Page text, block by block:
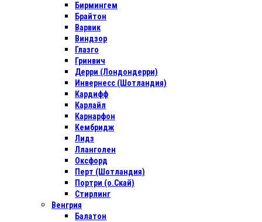
Бирмингем
Брайтон
Варвик
Виндзор
Глазго
Гринвич
Дерри (Лондондерри)
Инвернесс (Шотландия)
Кардифф
Карлайл
Карнарфон
Кембридж
Лидз
Лланголен
Оксфорд
Перт (Шотландия)
Портри (о.Скай)
Стирлинг
Венгрия
Балатон